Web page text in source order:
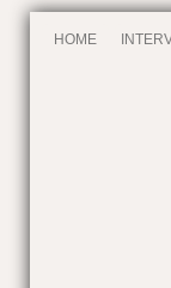
HOME